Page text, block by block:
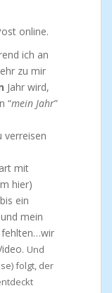
online.
ich an
zu mir
Jahr wird,
“mein Jahr”
verreisen
mit
hier)
ein
mein
fehlten…wir
Und
folgt, der